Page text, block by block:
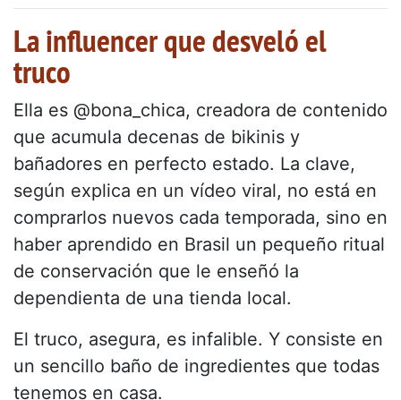
La influencer que desveló el
truco
Ella es @bona_chica, creadora de contenido
que acumula decenas de bikinis y
bañadores en perfecto estado. La clave,
según explica en un vídeo viral, no está en
comprarlos nuevos cada temporada, sino en
haber aprendido en Brasil un pequeño ritual
de conservación que le enseñó la
dependienta de una tienda local.
El truco, asegura, es infalible. Y consiste en
un sencillo baño de ingredientes que todas
tenemos en casa.